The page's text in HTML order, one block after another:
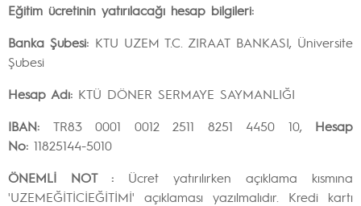
Eğitim ücretinin yatırılacağı hesap bilgileri:
Banka Şubesi: KTU UZEM T.C. ZIRAAT BANKASI, Üniversite
Şubesi
Hesap Adı: KTÜ DÖNER SERMAYE SAYMANLIĞI
IBAN: TR83 0001 0012 2511 8251 4450 10, Hesap
No: 11825144-5010
ÖNEMLİ NOT : Ücret yatırılırken açıklama kısmına
'UZEMEĞİTİCİEĞİTİMİ' açıklaması yazılmalıdır. Kredi kartı